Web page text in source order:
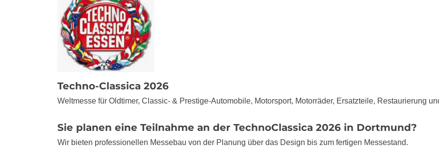
Techno-Classica 2026
Weltmesse für Oldtimer, Classic- & Prestige-Automobile, Motorsport, Motorräder, Ersatzteile, Restaurierung
Sie planen eine Teilnahme an der TechnoClassica 2026 in Dortmund?
Wir bieten professionellen Messebau von der Planung über das Design bis zum fertigen Messestand.